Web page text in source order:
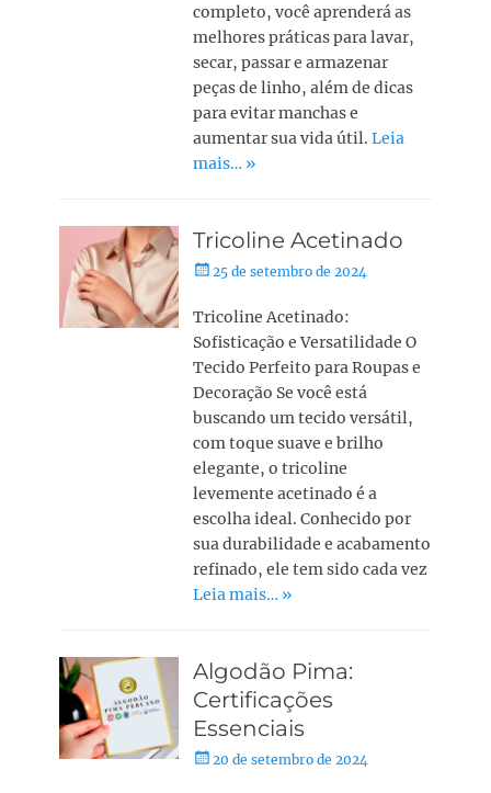
completo, você aprenderá as
melhores práticas para lavar,
secar, passar e armazenar
peças de linho, além de dicas
para evitar manchas e
aumentar sua vida útil.Leia
mais… »
Tricoline Acetinado
25 de setembro de 2024
Tricoline Acetinado:
Sofisticação e Versatilidade O
Tecido Perfeito para Roupas e
Decoração Se você está
buscando um tecido versátil,
com toque suave e brilho
elegante, o tricoline
levemente acetinado é a
escolha ideal. Conhecido por
sua durabilidade e acabamento
refinado, ele tem sido cada vez
Leia mais… »
Algodão Pima:
Certificações
Essenciais
20 de setembro de 2024